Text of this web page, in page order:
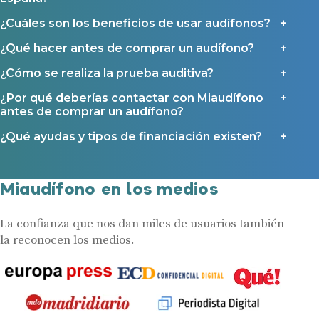
¿Cuáles son los beneficios de usar audífonos?
¿Qué hacer antes de comprar un audífono?
¿Cómo se realiza la prueba auditiva?
¿Por qué deberías contactar con Miaudífono
antes de comprar un audífono?
¿Qué ayudas y tipos de financiación existen?
Miaudífono en los medios
La confianza que nos dan miles de usuarios también
la reconocen los medios.